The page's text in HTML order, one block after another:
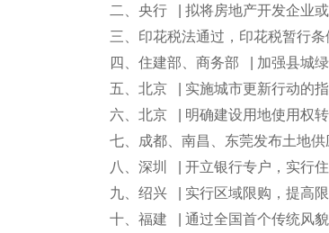
二、央行 | 拟将房地产开发企业
三、印花税法通过，印花税暂行条
四、住建部、商务部 | 加强县城
五、北京 | 实施城市更新行动的
六、北京 | 明确建设用地使用权
七、成都、南昌、东莞发布土地
八、深圳 | 开立银行专户，实行
九、绍兴 | 实行区域限购，提高
十、福建 | 通过全国首个传统风